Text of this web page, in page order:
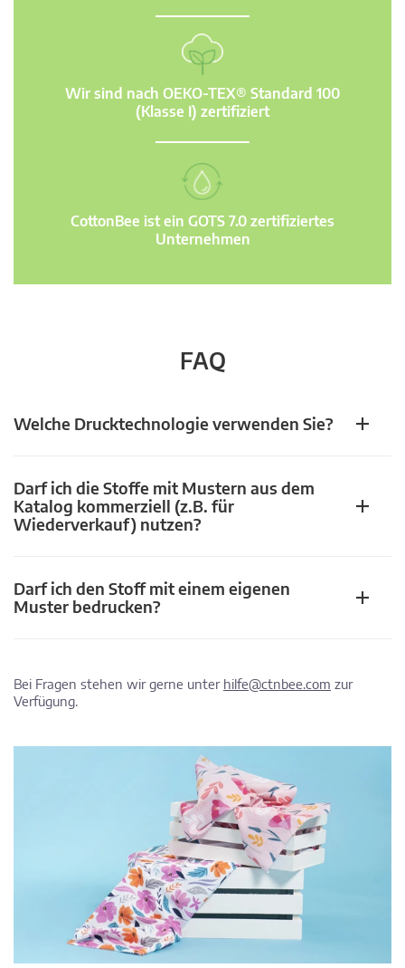
Wir sind nach OEKO-TEX® Standard 100
(Klasse I) zertifiziert
CottonBee ist ein GOTS 7.0 zertifiziertes
Unternehmen
FAQ
Welche Drucktechnologie verwenden Sie?
Darf ich die Stoffe mit Mustern aus dem
Katalog kommerziell (z.B. für
Wiederverkauf) nutzen?
Darf ich den Stoff mit einem eigenen
Muster bedrucken?
Bei Fragen stehen wir gerne unter hilfe@ctnbee.com zur
Verfügung.